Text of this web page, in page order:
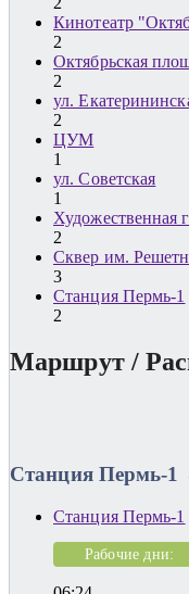
Кинотеатр
2
Октябрьская
2
ул.
2
ЦУМ
1
ул. Советская
1
Художественная
2
Сквер им.
3
Станция Пермь-1
2
Маршрут /
Станция Пермь-
Станция Пермь-1
Рабочие дни: